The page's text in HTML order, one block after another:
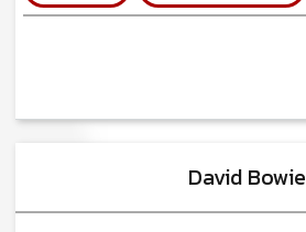
David Bowie